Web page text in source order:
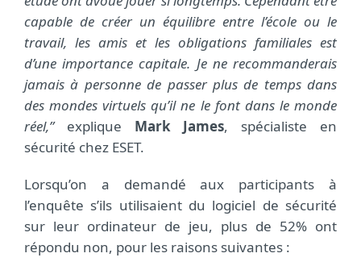
capable de créer un équilibre entre l’école ou le
travail, les amis et les obligations familiales est
d’une importance capitale. Je ne recommanderais
jamais à personne de passer plus de temps dans
des mondes virtuels qu’il ne le font dans le monde
réel,” explique Mark James, spécialiste en
sécurité chez ESET.
Lorsqu’on a demandé aux participants à
l’enquête s’ils utilisaient du logiciel de sécurité
sur leur ordinateur de jeu, plus de 52% ont
répondu non, pour les raisons suivantes :